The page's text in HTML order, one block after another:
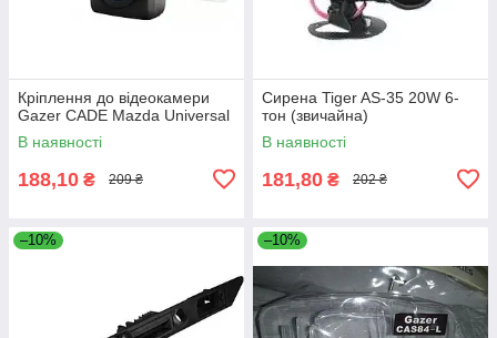
Кріплення до відеокамери
Gazer CADE Mazda Universal
В наявності
188,10 ₴ 209 ₴
Сирена Tiger AS-35 20W 6-
тон (звичайна)
В наявності
181,80 ₴ 202 ₴
–10% –10%